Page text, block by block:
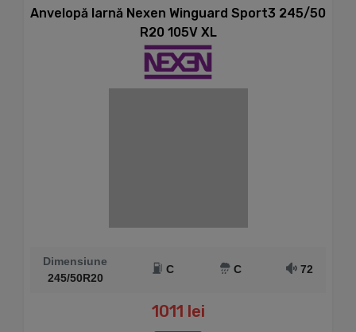
Anvelopă Iarnă Nexen Winguard Sport3 245/50
R20 105V XL
Dimensiune
245/50R20
C C 72
1011 lei